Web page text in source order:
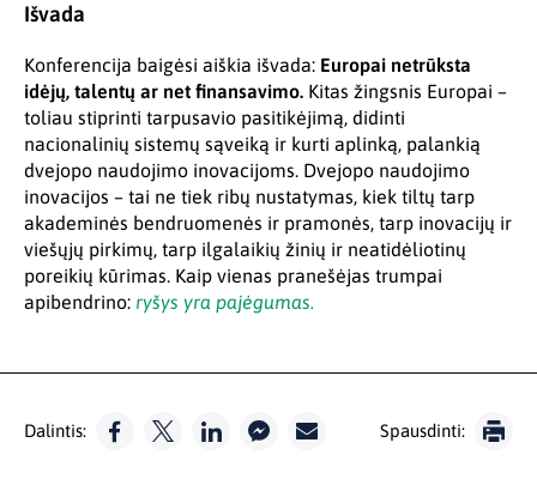
Išvada
Konferencija baigėsi aiškia išvada: Europai netrūksta
idėjų, talentų ar net finansavimo. Kitas žingsnis Europai –
toliau stiprinti tarpusavio pasitikėjimą, didinti
nacionalinių sistemų sąveiką ir kurti aplinką, palankią
dvejopo naudojimo inovacijoms. Dvejopo naudojimo
inovacijos – tai ne tiek ribų nustatymas, kiek tiltų tarp
akademinės bendruomenės ir pramonės, tarp inovacijų ir
viešųjų pirkimų, tarp ilgalaikių žinių ir neatidėliotinų
poreikių kūrimas. Kaip vienas pranešėjas trumpai
apibendrino: ryšys yra pajėgumas.
Dalintis: Spausdinti: